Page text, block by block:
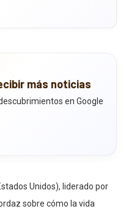
más noticias
en Google
Unidos), liderado por
sobre cómo la vida